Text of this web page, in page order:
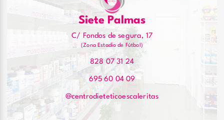
Siete Palmas
C/ Fondos de segura, 17
(Zona Estadio de Fútbol)
828 07 31 24
695 60 04 09
@centrodieteticoescaleritas